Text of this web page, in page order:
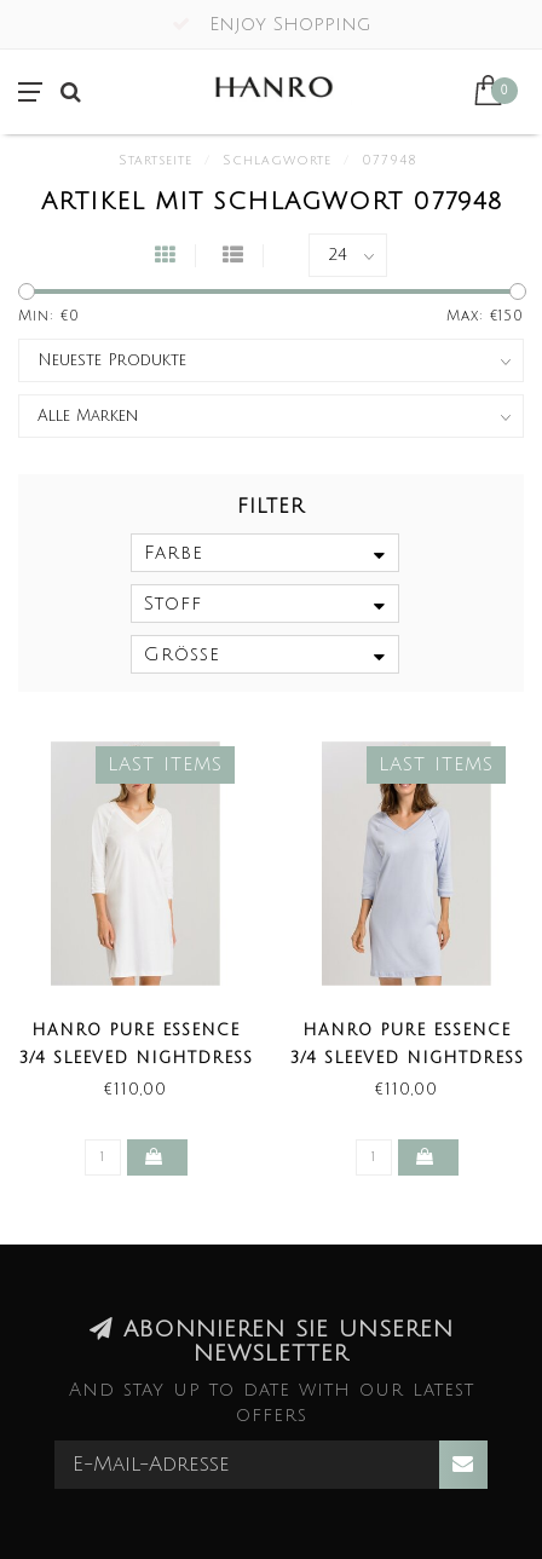
Enjoy Shopping
0
Startseite Schlagworte 077948
ARTIKEL MIT SCHLAGWORT 077948
Min: €0 Max: €150
FILTER
Farbe
Stoff
Größe
LAST ITEMS
HANRO PURE ESSENCE
3/4 SLEEVED NIGHTDRESS
OFF WHITE (LAST ITEMS)
€110,00
LAST ITEMS
HANRO PURE ESSENCE
3/4 SLEEVED NIGHTDRESS
BLUE GLOW (LAST ITEMS)
€110,00
ABONNIEREN SIE UNSEREN
NEWSLETTER
And stay up to date with our latest
offers